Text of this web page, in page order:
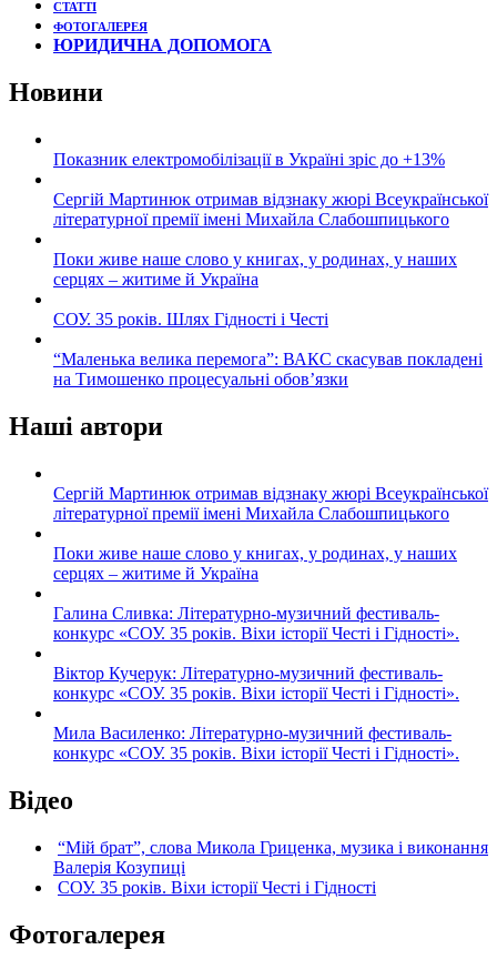
СТАТТІ
ФОТОГАЛЕРЕЯ
ЮРИДИЧНА ДОПОМОГА
Новини
Показник електромобілізації в Україні зріс до +13%
Сергій Мартинюк отримав відзнаку жюрі Всеукраїнської
літературної премії імені Михайла Слабошпицького
Поки живе наше слово у книгах, у родинах, у наших
серцях – житиме й Україна
СОУ. 35 років. Шлях Гідності і Честі
“Маленька велика перемога”: ВАКС скасував покладені
на Тимошенко процесуальні обов’язки
Наші автори
Сергій Мартинюк отримав відзнаку жюрі Всеукраїнської
літературної премії імені Михайла Слабошпицького
Поки живе наше слово у книгах, у родинах, у наших
серцях – житиме й Україна
Галина Сливка: Літературно-музичний фестиваль-
конкурс «СОУ. 35 років. Віхи історії Честі і Гідності».
Віктор Кучерук: Літературно-музичний фестиваль-
конкурс «СОУ. 35 років. Віхи історії Честі і Гідності».
Мила Василенко: Літературно-музичний фестиваль-
конкурс «СОУ. 35 років. Віхи історії Честі і Гідності».
Відео
“Мій брат”, слова Микола Гриценка, музика і виконання
Валерія Козупиці
СОУ. 35 років. Віхи історії Честі і Гідності
Фотогалерея